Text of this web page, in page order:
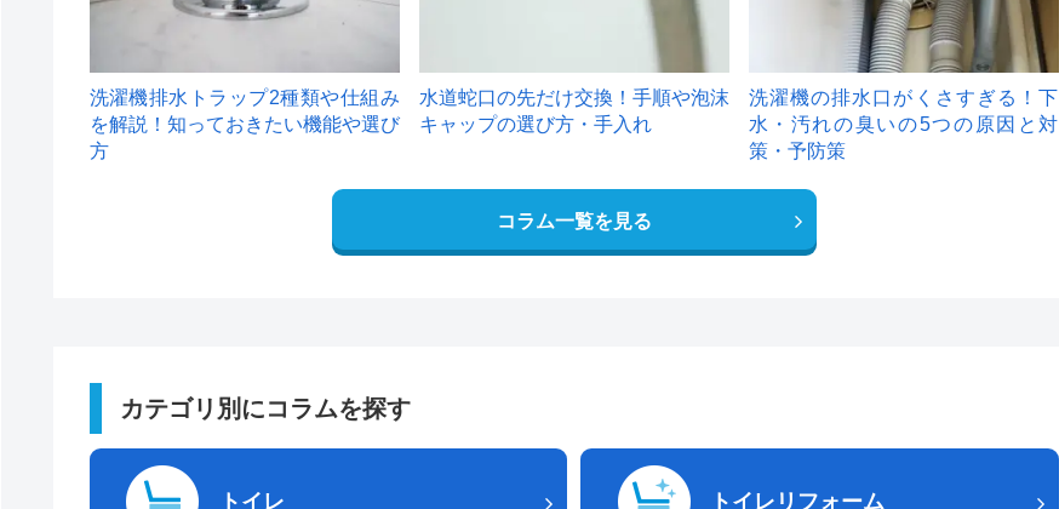
洗濯機排水トラップ2種類や仕組み
を解説！知っておきたい機能や選び
方
水道蛇口の先だけ交換！手順や泡沫
キャップの選び方・手入れ
洗濯機の排水口がくさすぎる！下
水・汚れの臭いの5つの原因と対
策・予防策
コラム一覧を見る
カテゴリ別にコラムを探す
トイレ トイレリフォーム